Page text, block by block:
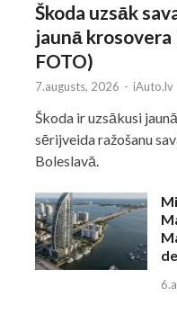
Škoda uzsāk
jaunā krosovera
FOTO)
7.augusts, 2026 - iAuto.lv
Škoda ir uzsākusi
sērijveida ražošanu
Boleslavā.